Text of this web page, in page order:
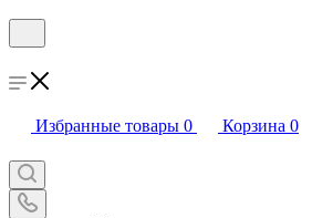
Избранные товары 0 Корзина 0